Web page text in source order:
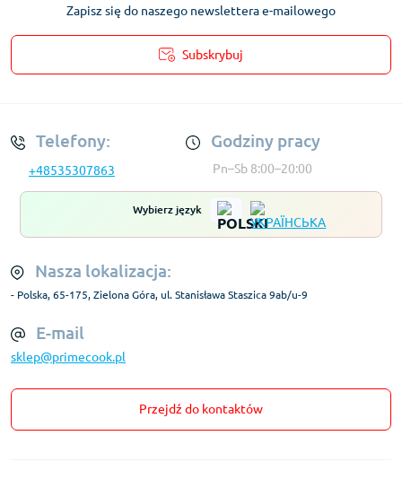
Zapisz się do naszego newslettera e-mailowego
Subskrybuj
Telefony:
+48535307863
Godziny pracy
Pn–Sb 8:00–20:00
Wybierz język
Nasza lokalizacja:
- Polska, 65-175, Zielona Góra, ul. Stanisława Staszica 9ab/u-9
E-mail
sklep@primecook.pl
Przejdź do kontaktów